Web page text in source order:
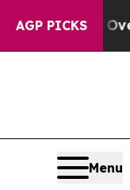
AGP PICKS
of US Govt
Menu